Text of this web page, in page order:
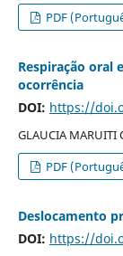
PDF
Respiração oral
ocorrência
DOI: https://
GLAUCIA MARUITI
PDF
Deslocamento
DOI: https://